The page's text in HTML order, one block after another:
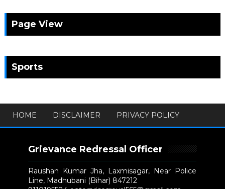
Page View
Sports
HOME DISCLAIMER PRIVACY POLICY
Grievance Redressal Officer
Raushan Kumar Jha, Laxmisagar, Near Police
Line, Madhubani (Bihar) 847212